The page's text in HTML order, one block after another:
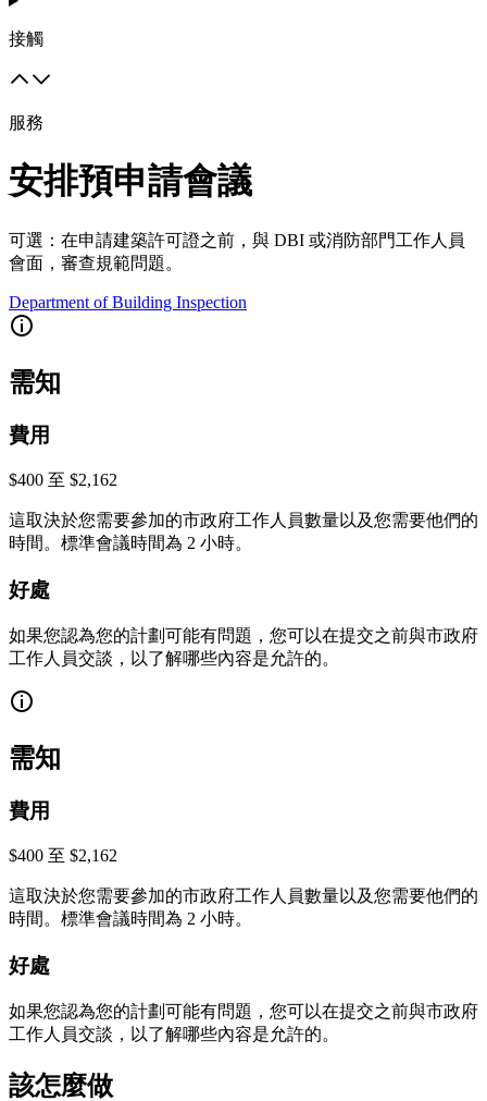
接觸
服務
安排預申請會議
可選：在申請建築許可證之前，與 DBI 或消防部門工作人員
會面，審查規範問題。
Department of Building Inspection
需知
費用
$400 至 $2,162
這取決於您需要參加的市政府工作人員數量以及您需要他們的
時間。標準會議時間為 2 小時。
好處
如果您認為您的計劃可能有問題，您可以在提交之前與市政府
工作人員交談，以了解哪些內容是允許的。
需知
費用
$400 至 $2,162
這取決於您需要參加的市政府工作人員數量以及您需要他們的
時間。標準會議時間為 2 小時。
好處
如果您認為您的計劃可能有問題，您可以在提交之前與市政府
工作人員交談，以了解哪些內容是允許的。
該怎麼做